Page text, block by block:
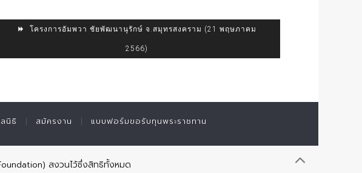
โครงการอัมพวา ชัยพัฒนานุรักษ์ จ.สมุทรสงคราม (21 พฤษภาคม
2566)
นิธิ สมัครงาน แบบฟอร์มขอรับทุนพระราชทาน
สงวนไว้ซึ่งสิทธิทั้งหมด